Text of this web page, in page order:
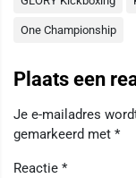
One Championship
Plaats een
Je e-mailadres
gemarkeerd met *
Reactie *